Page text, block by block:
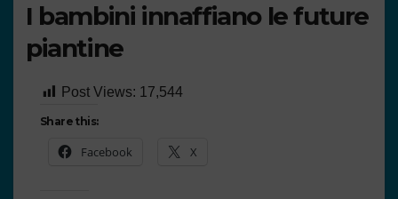
I bambini innaffiano le future
piantine
Post Views: 17,544
Share this:
Facebook X